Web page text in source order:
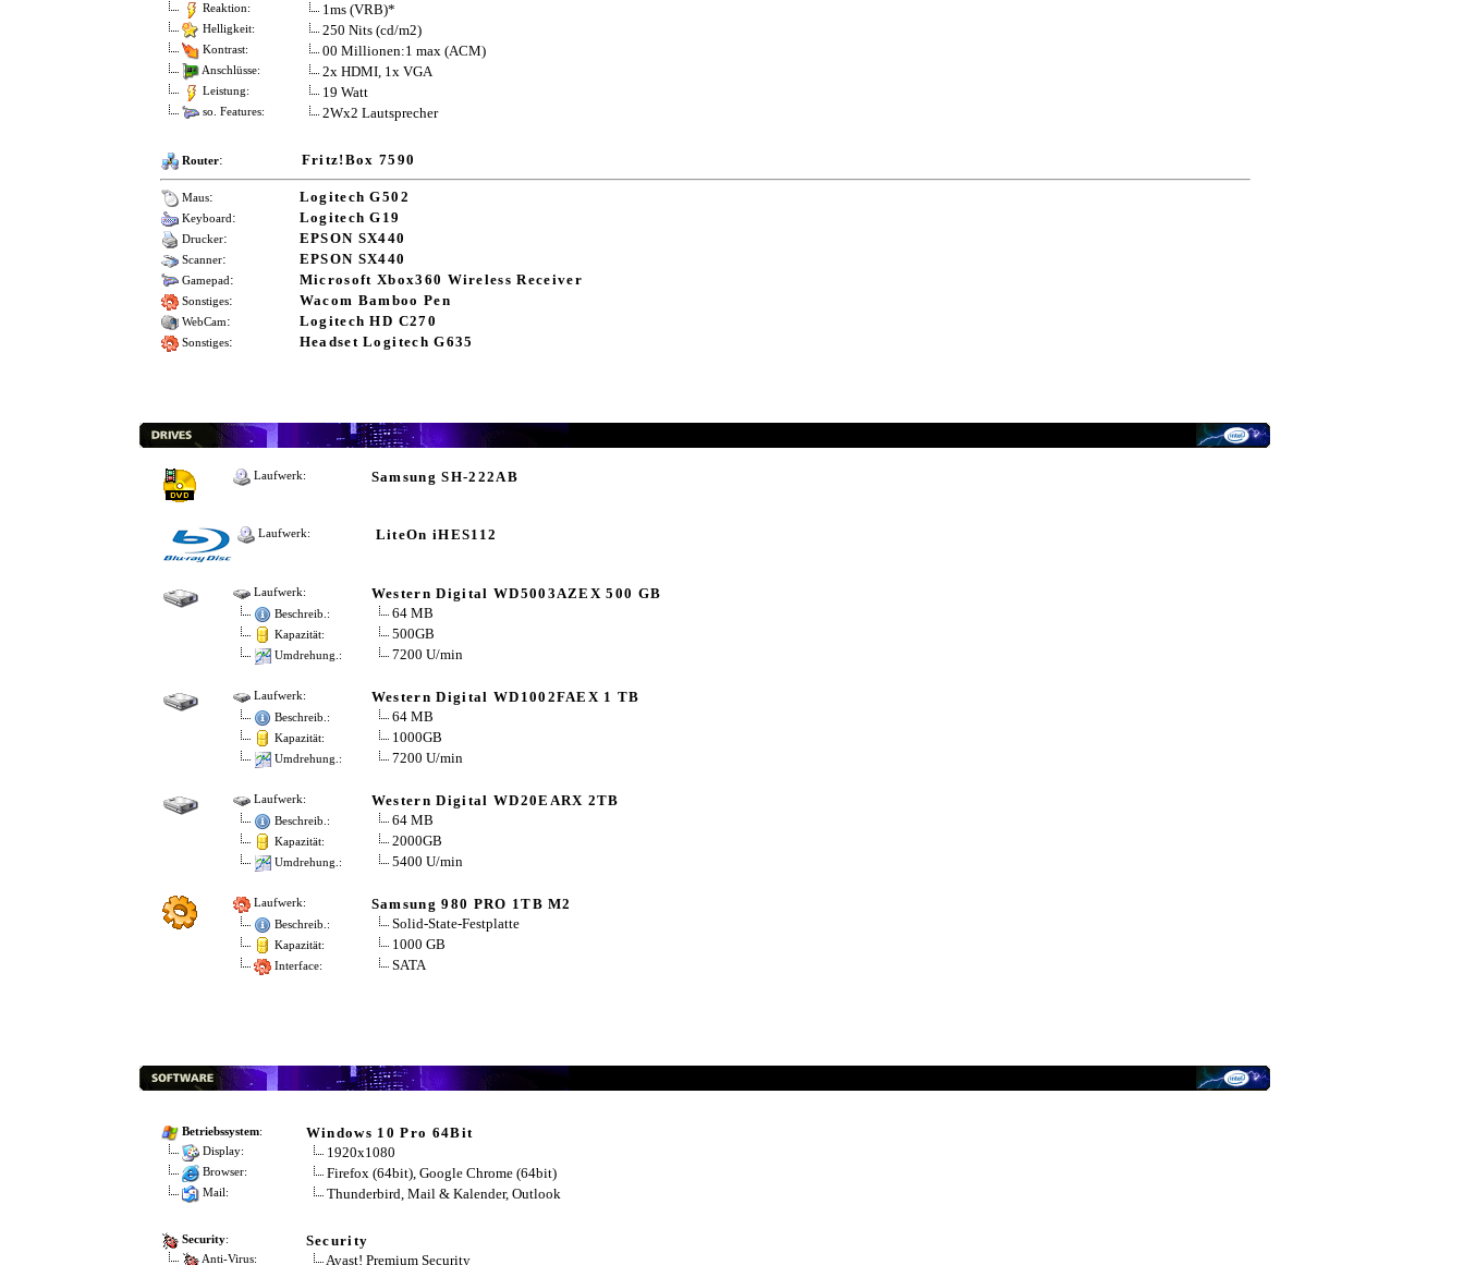
Reaktion: 1ms (VRB)*
Helligkeit: 250 Nits (cd/m2)
Kontrast: 00 Millionen:1 max (ACM)
Anschlüsse: 2x HDMI, 1x VGA
Leistung: 19 Watt
so. Features: 2Wx2 Lautsprecher
Router: Fritz!Box 7590
Maus: Logitech G502
Keyboard: Logitech G19
Drucker: EPSON SX440
Scanner: EPSON SX440
Gamepad: Microsoft Xbox360 Wireless Receiver
Sonstiges: Wacom Bamboo Pen
WebCam: Logitech HD C270
Sonstiges: Headset Logitech G635
Laufwerk: Samsung SH-222AB
Laufwerk: LiteOn iHES112
Laufwerk: Western Digital WD5003AZEX 500 GB
Beschreib.: 64 MB
Kapazität: 500GB
Umdrehung.: 7200 U/min
Laufwerk: Western Digital WD1002FAEX 1 TB
Beschreib.: 64 MB
Kapazität: 1000GB
Umdrehung.: 7200 U/min
Laufwerk: Western Digital WD20EARX 2TB
Beschreib.: 64 MB
Kapazität: 2000GB
Umdrehung.: 5400 U/min
Laufwerk: Samsung 980 PRO 1TB M2
Beschreib.: Solid-State-Festplatte
Kapazität: 1000 GB
Interface: SATA
Betriebssystem: Windows 10 Pro 64Bit
Display: 1920x1080
Browser: Firefox (64bit), Google Chrome (64bit)
Mail: Thunderbird, Mail & Kalender, Outlook
Security: Security
Anti-Virus: Avast! Premium Security